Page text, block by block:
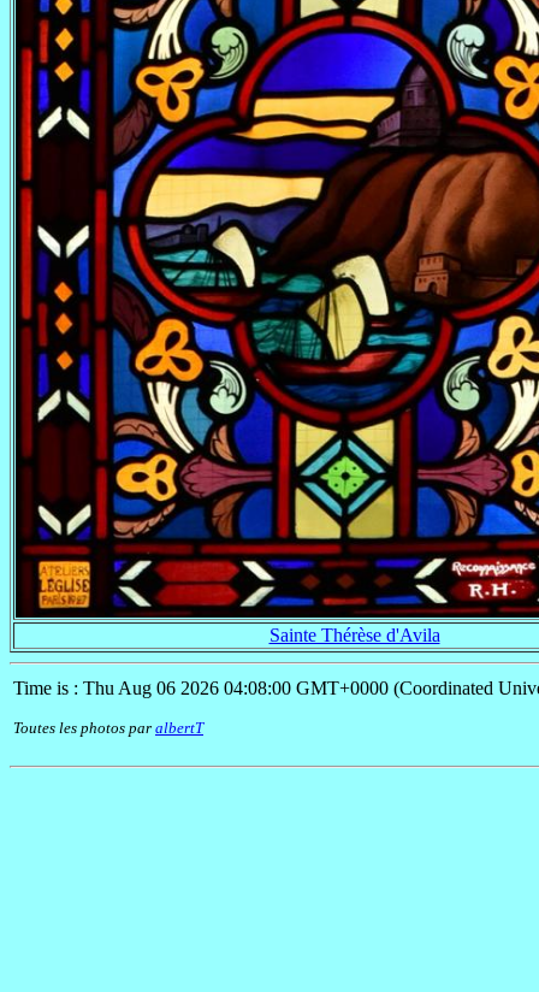
Sainte Thérèse d'Avila
Time is : Thu Aug 06 2026 04:08:00 GMT+0000 (Coordinated
Toutes les photos par albertT